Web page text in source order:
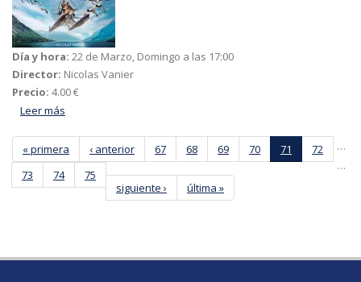
Día y hora: 22 de Marzo, Domingo a las 17:00
Director: Nicolas Vanier
Precio: 4.00 €
Leer más
« primera ‹ anterior …
67 68 69 70 71
72
73
74 75
…
siguiente ›
última »